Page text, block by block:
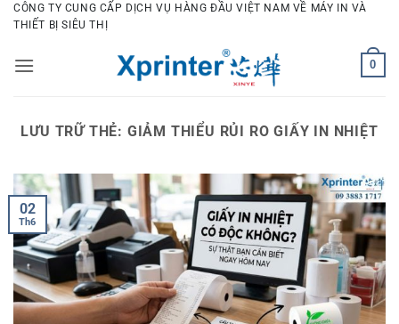
Bỏ
qua
dung
CÔNG TY CUNG CẤP DỊCH VỤ HÀNG ĐẦU VIỆT NAM VỀ MÁY IN VÀ
THIẾT BỊ SIÊU THỊ
0
LƯU TRỮ THẺ: GIẢM THIỂU RỦI RO GIẤY IN NHIỆT
02
Th6